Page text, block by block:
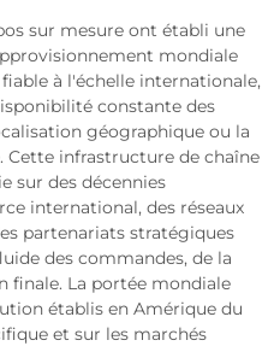
sur mesure ont établi une
mondiale
à l'échelle internationale,
constante des
géographique ou la
infrastructure de chaîne
sur des décennies
international, des réseaux
partenariats stratégiques
des commandes, de la
finale. La portée mondiale
établis en Amérique du
et sur les marchés